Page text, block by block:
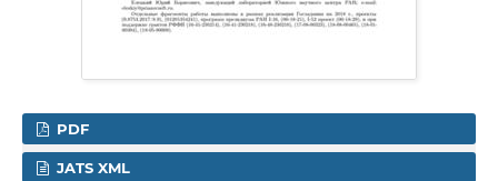
PDF
JATS XML